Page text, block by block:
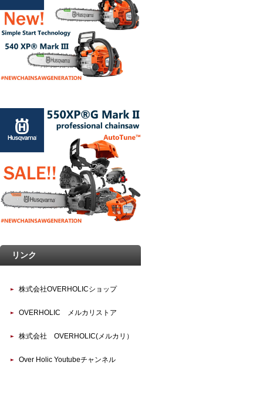
リンク
株式会社OVERHOLICショップ
OVERHOLIC メルカリストア
株式会社 OVERHOLIC(メルカリ）
Over Holic Youtubeチャンネル